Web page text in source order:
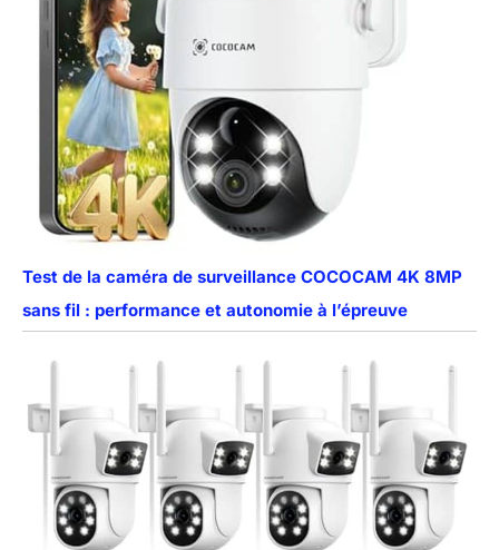
Test de la caméra de surveillance COCOCAM 4K 8MP
sans fil : performance et autonomie à l’épreuve